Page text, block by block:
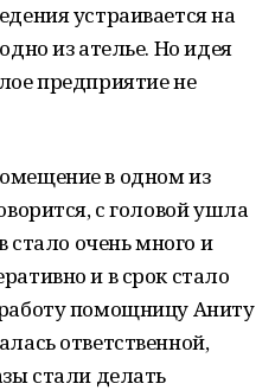
устраивается на
из ателье. Но идея
предприятие не
в одном из
с головой ушла
стало очень много и
и в срок стало
помощницу Аниту
ответственной,
стали делать